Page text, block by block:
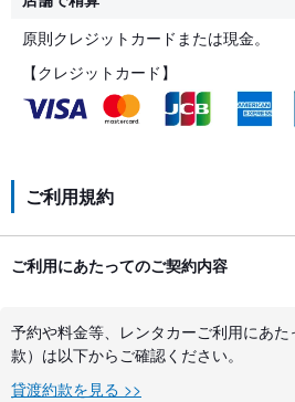
原則クレジットカードまたは現金。
【クレジットカード】
ご利用規約
ご利用にあたってのご契約内容
予約や料金等、レンタカーご利用にあ
款）は以下からご確認ください。
貸渡約款を見る >>